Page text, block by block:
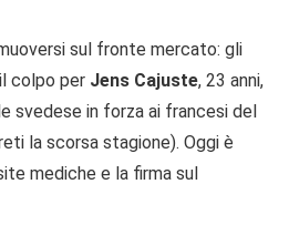
sul fronte mercato: gli
colpo per Jens Cajuste, 23 anni,
svedese in forza ai francesi del
la scorsa stagione). Oggi è
mediche e la firma sul